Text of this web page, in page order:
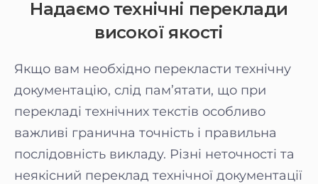
Надаємо технічні переклади
високої якості
Якщо вам необхідно перекласти технічну
документацію, слід пам’ятати, що при
перекладі технічних текстів особливо
важливі гранична точність і правильна
послідовність викладу. Різні неточності та
неякісний переклад технічної документації